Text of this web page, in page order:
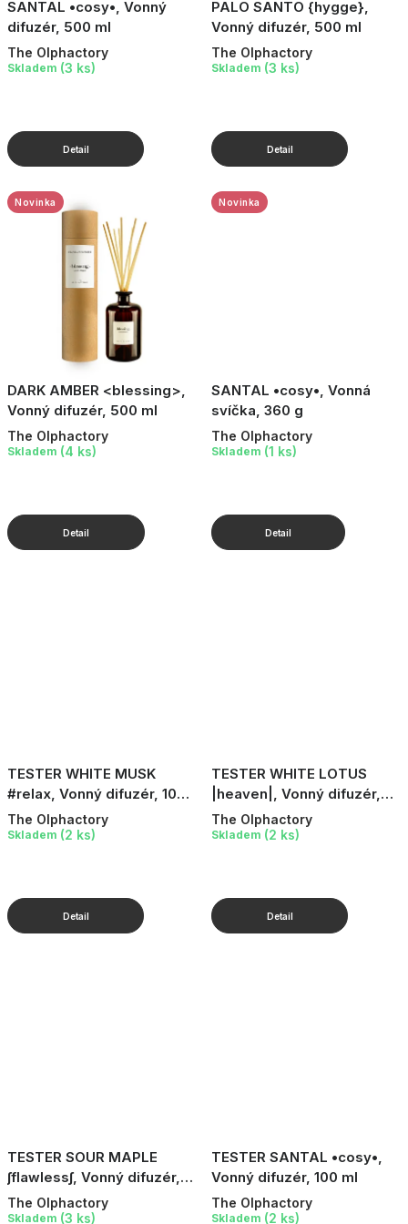
SANTAL •cosy•, Vonný
difuzér, 500 ml
The Olphactory
Skladem (3 ks)
PALO SANTO {hygge},
Vonný difuzér, 500 ml
The Olphactory
Skladem (3 ks)
DARK AMBER <blessing>,
Vonný difuzér, 500 ml
Novinka
The Olphactory
Skladem (4 ks)
SANTAL •cosy•, Vonná
svíčka, 360 g
Novinka
The Olphactory
Skladem (1 ks)
TESTER WHITE MUSK
#relax, Vonný difuzér, 100
ml
The Olphactory
Skladem (2 ks)
TESTER WHITE LOTUS
|heaven|, Vonný difuzér,
100 ml
The Olphactory
Skladem (2 ks)
TESTER SOUR MAPLE
∫flawless∫, Vonný difuzér,
100 ml
The Olphactory
Skladem (3 ks)
TESTER SANTAL •cosy•,
Vonný difuzér, 100 ml
The Olphactory
Skladem (2 ks)